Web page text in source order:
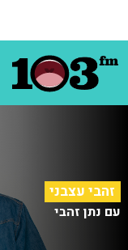
זהבי עצבני
עם נתן זהבי